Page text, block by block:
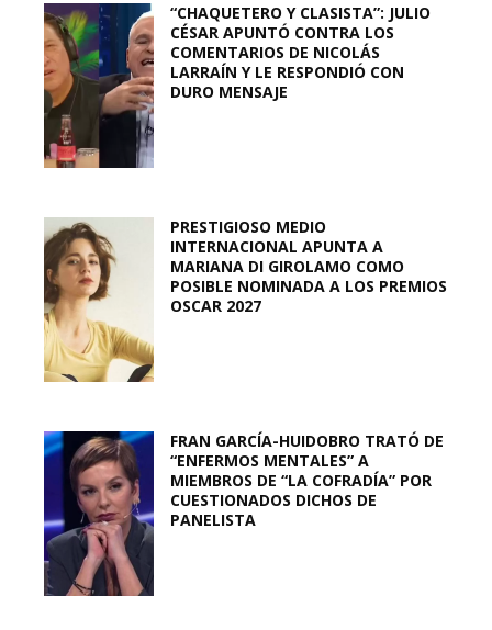
“CHAQUETERO Y CLASISTA”: JULIO
CÉSAR APUNTÓ CONTRA LOS
COMENTARIOS DE NICOLÁS
LARRAÍN Y LE RESPONDIÓ CON
DURO MENSAJE
PRESTIGIOSO MEDIO
INTERNACIONAL APUNTA A
MARIANA DI GIROLAMO COMO
POSIBLE NOMINADA A LOS PREMIOS
OSCAR 2027
FRAN GARCÍA-HUIDOBRO TRATÓ DE
“ENFERMOS MENTALES” A
MIEMBROS DE “LA COFRADÍA” POR
CUESTIONADOS DICHOS DE
PANELISTA